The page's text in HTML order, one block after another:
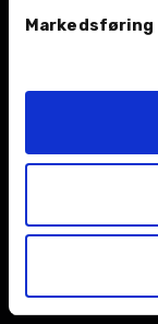
Markedsføring
Bruktbil
Verksted